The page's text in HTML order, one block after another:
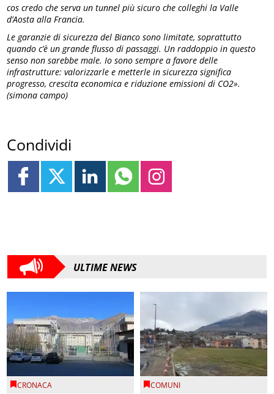
cos credo che serva un tunnel più sicuro che colleghi la Valle
d’Aosta alla Francia.
Le garanzie di sicurezza del Bianco sono limitate, soprattutto
quando c’è un grande flusso di passaggi. Un raddoppio in questo
senso non sarebbe male. Io sono sempre a favore delle
infrastrutture: valorizzarle e metterle in sicurezza significa
progresso, crescita economica e riduzione emissioni di CO2».
(simona campo)
Condividi
ULTIME NEWS
CRONACA COMUNI